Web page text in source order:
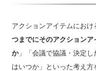
アクションアイテムにおけ
つまでにそのアクション
か」「会議で協議・決定
はいつか」といった考え方